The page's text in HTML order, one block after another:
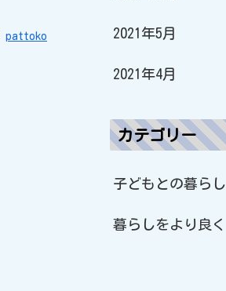
pattoko 2021年5月
2021年4月
カテゴリー
子どもとの暮らし
暮らしをより良く